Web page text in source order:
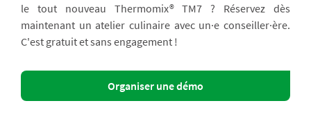
le tout nouveau Thermomix® TM7 ? Réservez dès
maintenant un atelier culinaire avec un·e conseiller·ère.
C'est gratuit et sans engagement !
Organiser une démo